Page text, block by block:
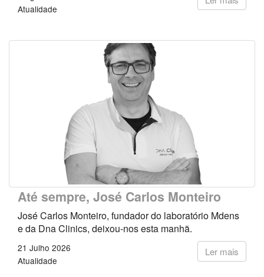
Atualidade
Até sempre, José Carlos Monteiro
José Carlos Monteiro, fundador do laboratório Mdens
e da Dna Clinics, deixou-nos esta manhã.
Ler mais
21 Julho 2026
Atualidade